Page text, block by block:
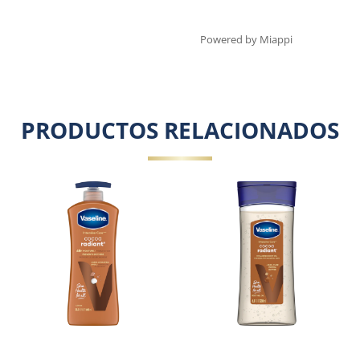
Powered by Miappi
PRODUCTOS RELACIONADOS